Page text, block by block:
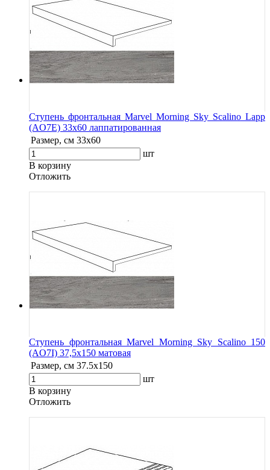
Ступень фронтальная Marvel Morning Sky Scalino Lapp
(AO7E) 33x60 лаппатированная
Размер, см 33x60
шт
В корзину
Oтложить
Ступень фронтальная Marvel Morning Sky Scalino 150
(AO7I) 37,5x150 матовая
Размер, см 37.5x150
шт
В корзину
Oтложить